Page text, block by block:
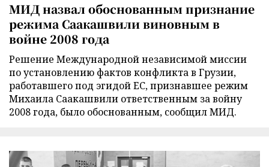
МИД назвал обоснованным признание
режима Саакашвили виновным в
войне 2008 года
Решение Международной независимой миссии
по установлению фактов конфликта в Грузии,
работавшего под эгидой ЕС, признавшее режим
Михаила Саакашвили ответственным за войну
2008 года, было обоснованным, сообщил МИД.